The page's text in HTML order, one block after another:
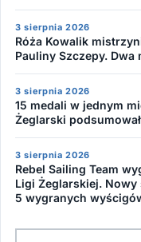
3 sierpnia 2026
Róża Kowalik
Pauliny Szczepy. Dwa
3 sierpnia 2026
15 medali w jednym
Żeglarski
3 sierpnia 2026
Rebel Sailing Team
Ligi Żeglarskiej. Nowy
5 wygranych